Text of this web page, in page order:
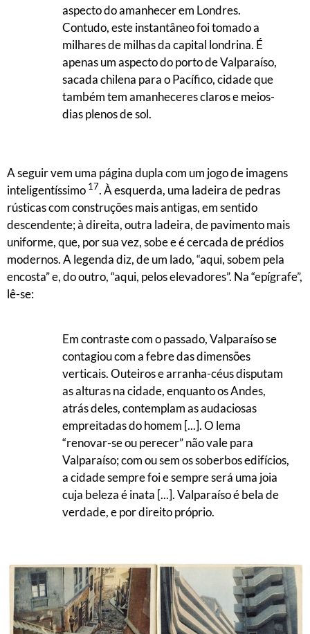
aspecto do amanhecer em Londres.
Contudo, este instantâneo foi tomado a
milhares de milhas da capital londrina. É
apenas um aspecto do porto de Valparaíso,
sacada chilena para o Pacífico, cidade que
também tem amanheceres claros e meios-
dias plenos de sol.
A seguir vem uma página dupla com um jogo de imagens
inteligentíssimo 17. À esquerda, uma ladeira de pedras
rústicas com construções mais antigas, em sentido
descendente; à direita, outra ladeira, de pavimento mais
uniforme, que, por sua vez, sobe e é cercada de prédios
modernos. A legenda diz, de um lado, “aqui, sobem pela
encosta” e, do outro, “aqui, pelos elevadores”. Na “epígrafe”,
lê-se:
Em contraste com o passado, Valparaíso se
contagiou com a febre das dimensões
verticais. Outeiros e arranha-céus disputam
as alturas na cidade, enquanto os Andes,
atrás deles, contemplam as audaciosas
empreitadas do homem [...]. O lema
“renovar-se ou perecer” não vale para
Valparaíso; com ou sem os soberbos edifícios,
a cidade sempre foi e sempre será uma joia
cuja beleza é inata [...]. Valparaíso é bela de
verdade, e por direito próprio.